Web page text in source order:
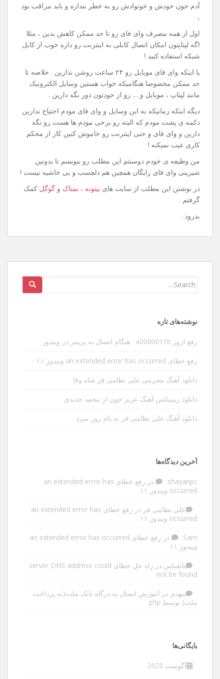
آدم جون خودش و خونوادش رو به خطر بندازه و باید مراقب بود
،
اول از همه مصرف وای فای رو تا حد ممکن کاهش بدین ، مثلا
اگه لپتاپتون امکان اتصال کابلی به اینترنت رو داره خوب از کابل
شبکه استفاده کنید !
یا اینکه وای فای موبایل رو ۲۴ ساعت روشن نذارین . خلاصه تا
حد ممکن مخصوصا هنگامیکه خواب هستین وسایل الکترونیک
مانند لپتاپ ، موبایل و … رو از خودتون دور نگه دارین .
دیگه اینکه زمانیکه به این وسایل و وای فای مودم احتیاج ندارین
دکمه ی پشت مودم که البته رو برخی مودم ها هست رو نگه
دارین و وای فای و حتی اینترنت رو خاموش کنین کار از محکم
کاری عیب نمیکنه !
من وظیفه ی خودم دوسنتم این مطلب رو بنویسم تا بدونین
شیرینی وای فای رایگان همچین هم دلچسب و بی خاشیه نیست !
در نوشتن این مطلب از سایت های بیتوته ، نمناک و گوگل کمک
گرفتم .
بدرود .
Search
نوشته‌های تازه
رفع ارور ۰x0000011b هنگام اتصال به پرینتر در ویندوز
رفع خطای an extended error has occurred ویندوز ۱۱
دانلود آهنگ محرمی علی نظامی فر شاه وفا
دانلود ریمیکس آهنگ عزیز جون از محمد جدیدی
دانلود آهنگ علی نظامی فر به نام روز سرد
آخرین دیدگاه‌ها
shayanpc در
رفع خطای an extended error has
occurred ویندوز ۱۱
علی نظامی فر در
رفع خطای an extended error has
occurred ویندوز ۱۱
Sam در
رفع خطای an extended error has occurred
ویندوز ۱۱
ناشناس در
راه حل خطای server DNS address could
not be found
مهدی در آموزش اتصال به درگاه بانک ملت(به پرداخت
ملت) توسط php
بایگانی‌ها
آگوست 2025